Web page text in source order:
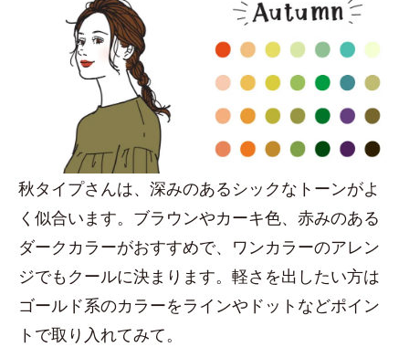
秋タイプさんは、深みのあるシックなトーンがよ
く似合います。ブラウンやカーキ色、赤みのある
ダークカラーがおすすめで、ワンカラーのアレン
ジでもクールに決まります。軽さを出したい方は
ゴールド系のカラーをラインやドットなどポイン
トで取り入れてみて。